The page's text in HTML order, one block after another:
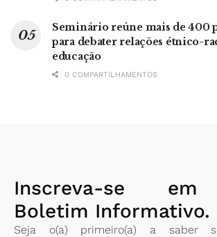
Seminário reúne mais de 400
para debater relações étnico-
educação
0 COMPARTILHAMENTOS
Inscreva-se
Boletim Informativo.
Seja o(a) primeiro(a) a saber